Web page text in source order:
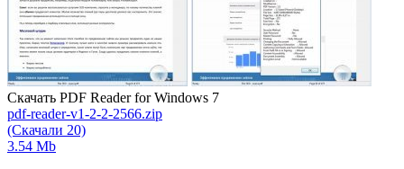
Скачать PDF Reader for Windows 7
pdf-reader-v1-2-2-2566.zip
(Скачали 20)
3.54 Mb